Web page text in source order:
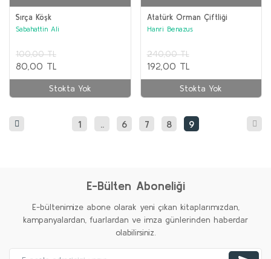
Sırça Köşk
Sabahattin Ali
100,00 TL
80,00 TL
Stokta Yok
Atatürk Orman Çiftliği
Hanri Benazus
240,00 TL
192,00 TL
Stokta Yok
1 6 7 8 9
E-Bülten Aboneliği
E-bültenimize abone olarak yeni çıkan kitaplarımızdan,
kampanyalardan, fuarlardan ve imza günlerinden haberdar
olabilirsiniz.